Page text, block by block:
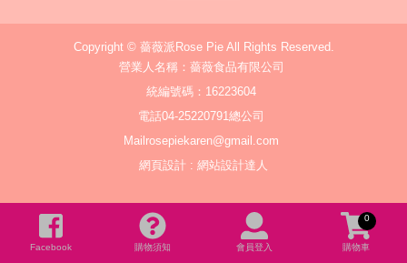
購物車
0
會員登入
購物須知
Facebook
Copyright © 薔薇派Rose PieAll Rights Reserved.
營業人名稱：薔薇食品有限公司
統編號碼：16223604
電話04-25220791總公司
Mail rosepiekaren@gmail.com
網頁設計 : 網站設計達人